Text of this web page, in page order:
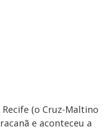
(o Cruz-Maltino
e aconteceu a